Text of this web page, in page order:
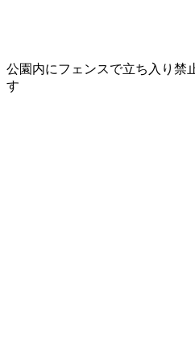
公園内にフェンスで立ち入り禁
す